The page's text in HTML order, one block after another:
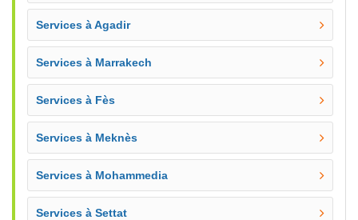
Services à Agadir
Services à Marrakech
Services à Fès
Services à Meknès
Services à Mohammedia
Services à Settat